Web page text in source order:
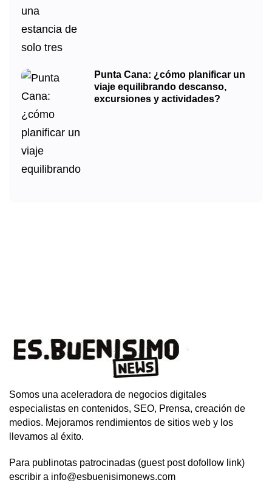
Punta Cana: ¿cómo planificar un
viaje equilibrando descanso,
excursiones y actividades?
Somos una aceleradora de negocios digitales
especialistas en contenidos, SEO, Prensa, creación de
medios. Mejoramos rendimientos de sitios web y los
llevamos al éxito.
Para publinotas patrocinadas (guest post dofollow link)
escribir a info@esbuenisimonews.com